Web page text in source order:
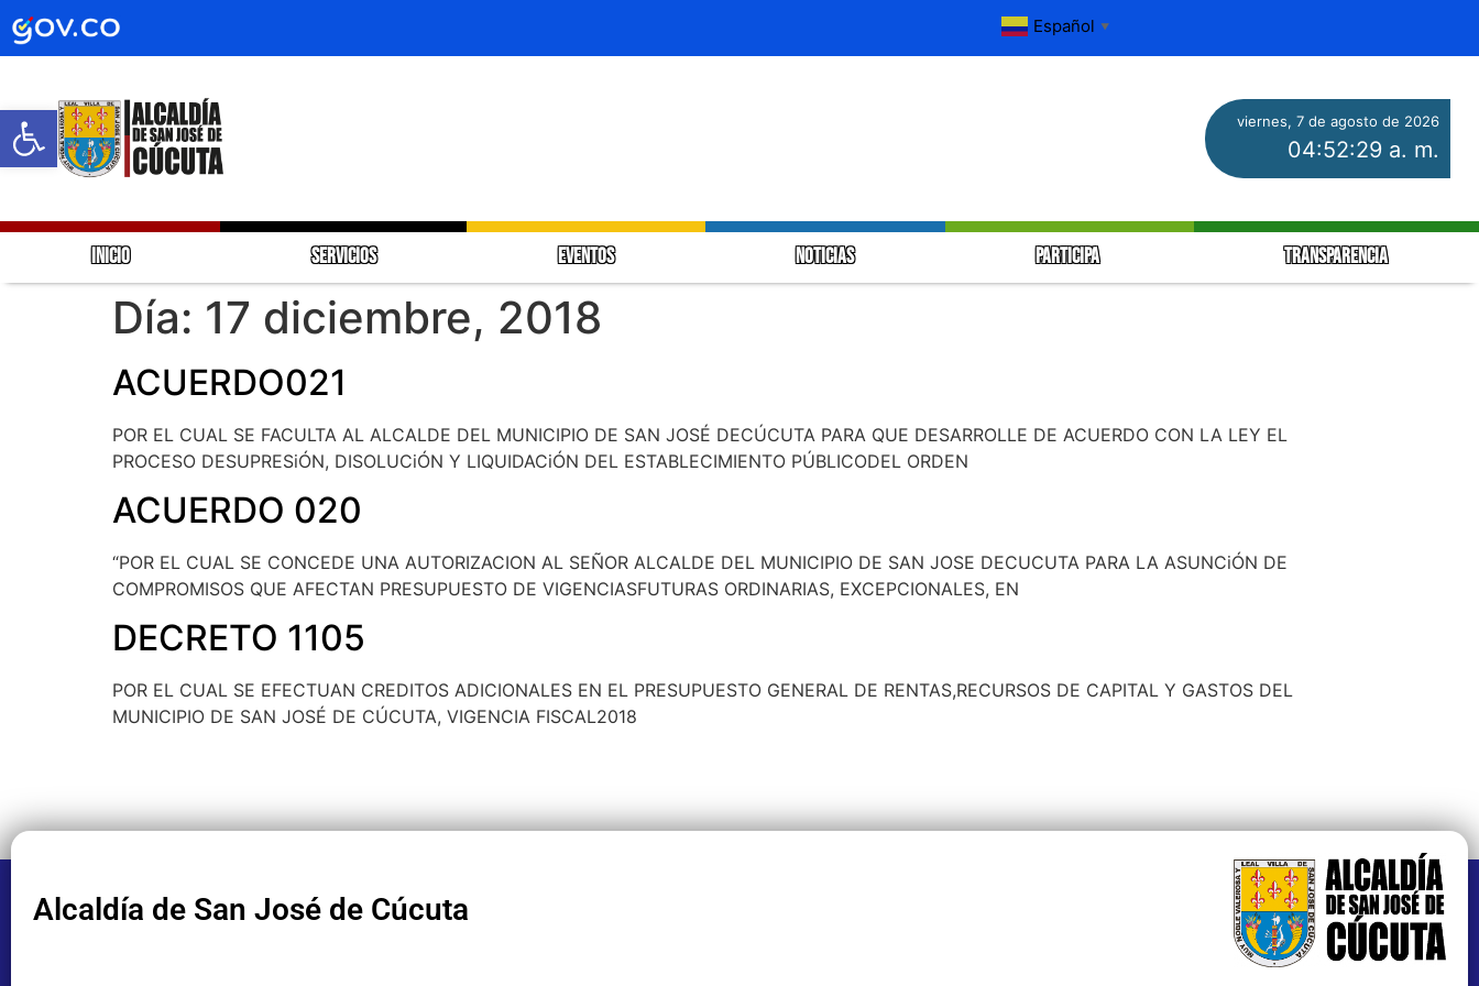
Abrir barra de herramientas
Español ▼
viernes, 7 de agosto de 2026
04:52:29 a. m.
INICIO SERVICIOS EVENTOS NOTICIAS PARTICIPA TRANSPARENCIA
Día: 17 diciembre, 2018
ACUERDO021
POR EL CUAL SE FACULTA AL ALCALDE DEL MUNICIPIO DE SAN JOSÉ DECÚCUTA PARA QUE DESARROLLE DE ACUERDO CON LA LEY EL
PROCESO DESUPRESiÓN, DISOLUCiÓN Y LIQUIDACiÓN DEL ESTABLECIMIENTO PÚBLICODEL ORDEN
ACUERDO 020
“POR EL CUAL SE CONCEDE UNA AUTORIZACION AL SEÑOR ALCALDE DEL MUNICIPIO DE SAN JOSE DECUCUTA PARA LA ASUNCiÓN DE
COMPROMISOS QUE AFECTAN PRESUPUESTO DE VIGENCIASFUTURAS ORDINARIAS, EXCEPCIONALES, EN
DECRETO 1105
POR EL CUAL SE EFECTUAN CREDITOS ADICIONALES EN EL PRESUPUESTO GENERAL DE RENTAS,RECURSOS DE CAPITAL Y GASTOS DEL
MUNICIPIO DE SAN JOSÉ DE CÚCUTA, VIGENCIA FISCAL2018
Alcaldía de San José de Cúcuta